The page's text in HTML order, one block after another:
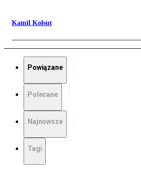
Kamil Kołsut
Powiązane
Polecane
Najnowsze
Tagi